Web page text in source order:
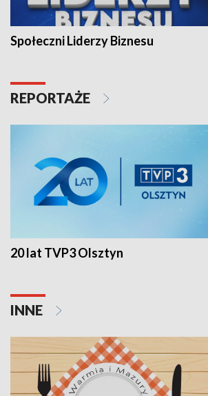
Społeczni Liderzy Biznesu
REPORTAŻE
20 lat TVP3 Olsztyn
INNE